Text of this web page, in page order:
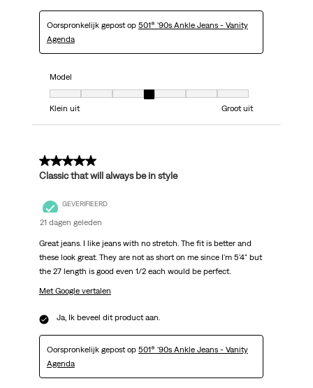
Oorspronkelijk gepost op 501® '90s Ankle Jeans - Vanity
Agenda
Model
Klein uit
Groot uit
5 van 5 sterren.
Classic that will always be in style
GEVERIFIEERD
21 dagen geleden
Great jeans. I like jeans with no stretch. The fit is better and
these look great. They are not as short on me since I'm 5'4" but
the 27 length is good even 1/2 each would be perfect.
Met Google vertalen
Ja, Ik beveel dit product aan.
Oorspronkelijk gepost op 501® '90s Ankle Jeans - Vanity
Agenda